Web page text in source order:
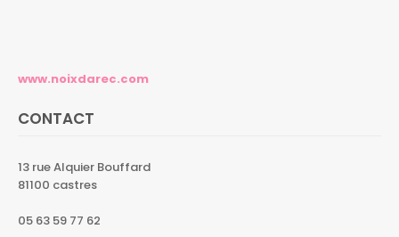
www.noixdarec.com
CONTACT
13 rue Alquier Bouffard
81100 castres
05 63 59 77 62